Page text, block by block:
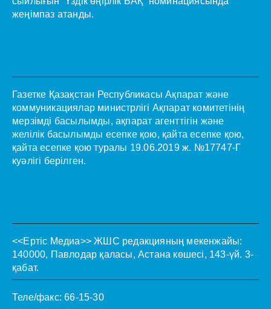
жеңімпаз атанды.
Газетке Қазақстан Республикасы Ақпарат және
коммуникациялар министрлігі Ақпарат комитетінің
мерзімді басылымды, ақпарат агенттігін және
желілік басылымды есепке қою, қайта есепке қою,
қайта есепке қою туралы 19.06.2019 ж. №17747-Г
куәлігі берілген.
<<Ертіс Медиа>> ЖШС редакцияның мекенжайы:
140000, Павлодар қаласы, Астана көшесі, 143-үй. 3-
қабат.
Теле/факс: 66-15-30